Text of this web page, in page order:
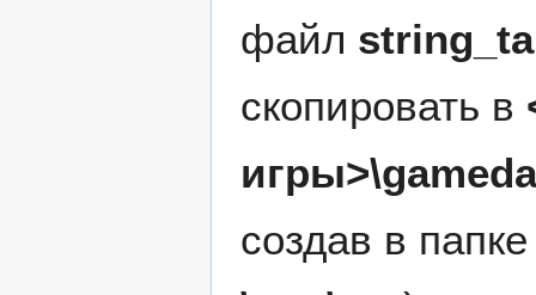
файл
скопировать в
создав в